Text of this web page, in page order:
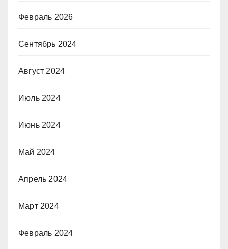
Февраль 2026
Сентябрь 2024
Август 2024
Июль 2024
Июнь 2024
Май 2024
Апрель 2024
Март 2024
Февраль 2024